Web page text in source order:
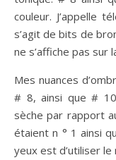
couleur. J’appelle
s’agit de bits de
ne s’affiche pas sur
Mes nuances
# 8, ainsi que #
sèche par rapport
étaient n ° 1 ainsi
yeux est d’utiliser